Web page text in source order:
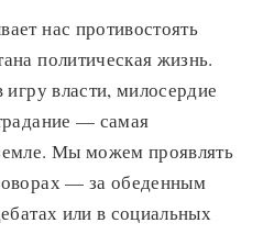
нас противостоять
политическая жизнь.
власти, милосердие
— самая
Мы можем проявлять
— за обеденным
или в социальных